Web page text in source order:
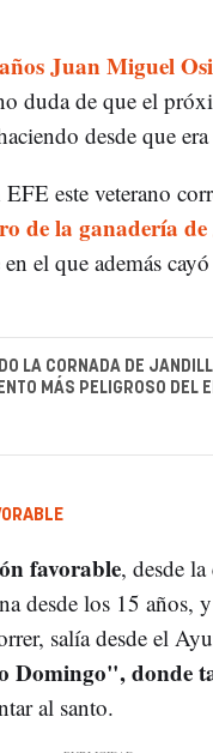
Juan Miguel
duda de que el
desde que era
este veterano
de la ganadería
el que además
LA CORNADA DE
MÁS PELIGROSO DEL
favorable, desde
desde los 15 años,
salía desde el
Domingo", donde
al santo.